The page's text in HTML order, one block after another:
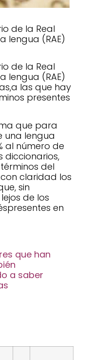
de la Real
lengua (RAE)
de la Real
lengua (RAE)
a las que hay
presentes
que para
una lengua
al número de
diccionarios,
del
claridad los
sin
de los
en
que han
a saber